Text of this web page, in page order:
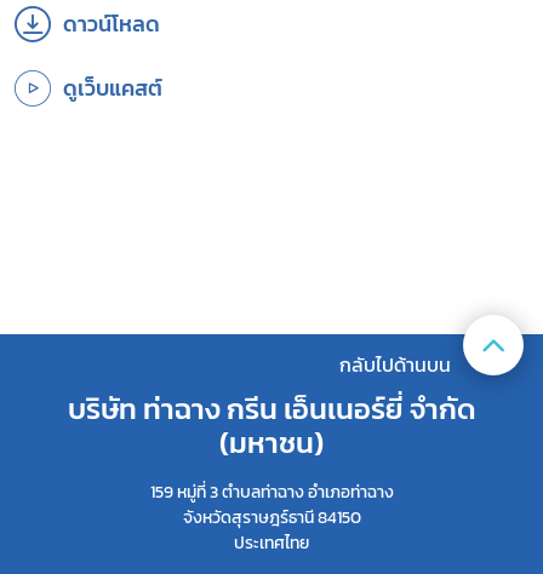
ดาวน์โหลด
ดูเว็บแคสต์
กลับไปด้านบน
บริษัท ท่าฉาง กรีน เอ็นเนอร์ยี่ จํากัด
(มหาชน)
159 หมู่ที่ 3 ตำบลท่าฉาง อำเภอท่าฉาง
จังหวัดสุราษฎร์ธานี 84150
ประเทศไทย